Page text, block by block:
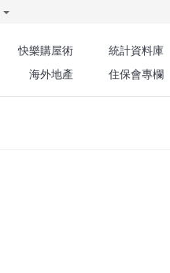
快樂購屋術
統計資料庫
海外地產 住保會專欄